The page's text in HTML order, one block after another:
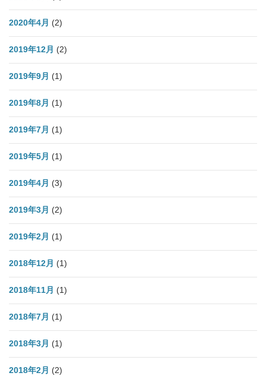
2020年4月 (2)
2019年12月 (2)
2019年9月 (1)
2019年8月 (1)
2019年7月 (1)
2019年5月 (1)
2019年4月 (3)
2019年3月 (2)
2019年2月 (1)
2018年12月 (1)
2018年11月 (1)
2018年7月 (1)
2018年3月 (1)
2018年2月 (2)